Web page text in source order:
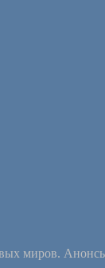
миров.